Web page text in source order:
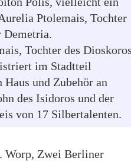
Ptolemais, Tochter
Demetria.
Tochter des
im Stadtteil
und Zubehör an
des Isidoros und der
von 17 Silbertalenten.
Worp, Zwei Berliner